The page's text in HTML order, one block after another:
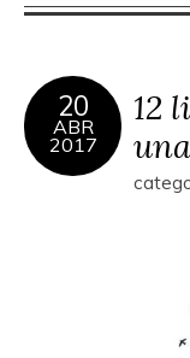
20
ABR
2017
12